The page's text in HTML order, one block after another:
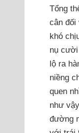
Tổng
cân đối
khó
nụ
lộ ra
niềng
quen
như
đường